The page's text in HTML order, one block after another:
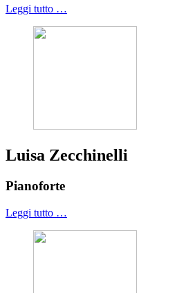
Leggi tutto …
Luisa Zecchinelli
Pianoforte
Leggi tutto …